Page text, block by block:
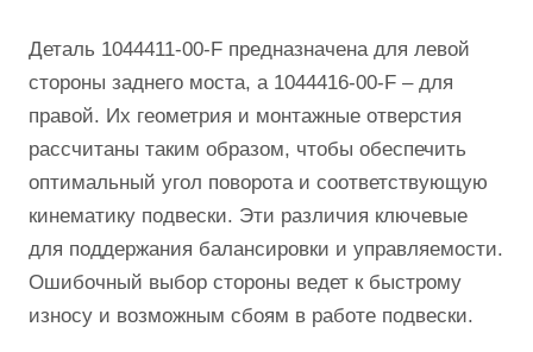
Деталь 1044411-00-F предназначена для левой
стороны заднего моста, а 1044416-00-F – для
правой. Их геометрия и монтажные отверстия
рассчитаны таким образом, чтобы обеспечить
оптимальный угол поворота и соответствующую
кинематику подвески. Эти различия ключевые
для поддержания балансировки и управляемости.
Ошибочный выбор стороны ведет к быстрому
износу и возможным сбоям в работе подвески.